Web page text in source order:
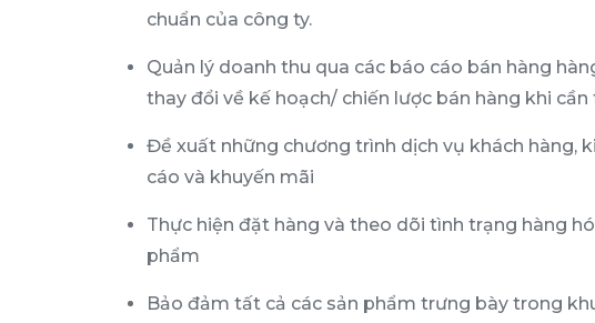
chuẩn của công ty.
Quản lý doanh thu qua các báo cáo bán hàng
thay đổi về kế hoạch/ chiến lược bán hàng khi
Đề xuất những chương trình dịch vụ khách hàng,
cáo và khuyến mãi
Thực hiện đặt hàng và theo dõi tình trạng hàng
phẩm
Bảo đảm tất cả các sản phẩm trưng bày trong